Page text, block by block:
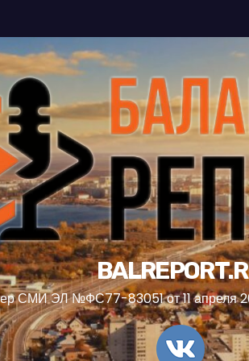
СМИ ЭЛ №ФС77-83051 от 11 апреля